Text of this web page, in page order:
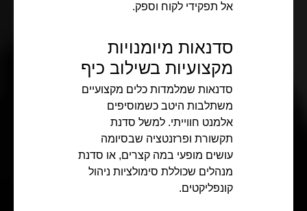
אל תפקידי לקוח וספק.
סדנאות מיומנויות
מקצועיות בשילוב כיף
סדנאות שמלמדות כלים מקצועיים
משתלבות היטב כשמוסיפים
אלמנט חווייתי. למשל סדנת
תקשורת ופרזנטציה שבסיומה
עושים מופעי במה קצרים, או סדנת
מנהלים שכוללת סימולציות ניהול
קונפליקטים.